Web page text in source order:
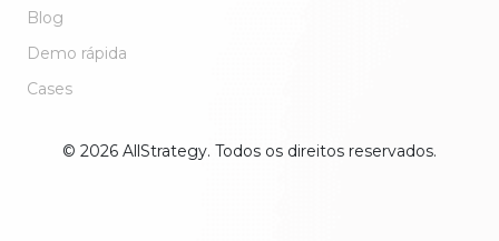
Blog
Demo rápida
Cases
© 2026 AllStrategy. Todos os direitos reservados.